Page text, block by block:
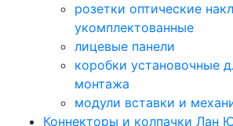
розетки оптические
укомплектованные
лицевые панели
коробки установочные
монтажа
модули вставки и
Коннекторы и колпачки Лан